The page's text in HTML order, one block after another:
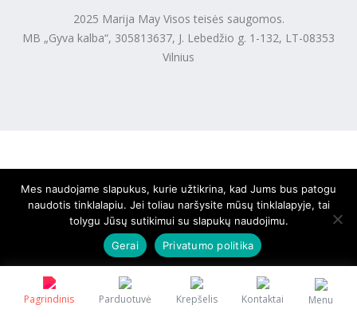
Pagrindinis Parduotuvė Krepšelis Kontaktai Menu
2025 Marija May Visos teisės saugomos.
MB „Gyva kalba“, 305813637, J. Lebedžio g. 1-132, LT-08353
Vilnius
Mes naudojame slapukus, kurie užtikrina, kad Jums bus patogu
naudotis tinklalapiu. Jei toliau naršysite mūsų tinklalapyje, tai
tolygu Jūsų sutikimui su slapukų naudojimu.
Gerai
Privatumo politika